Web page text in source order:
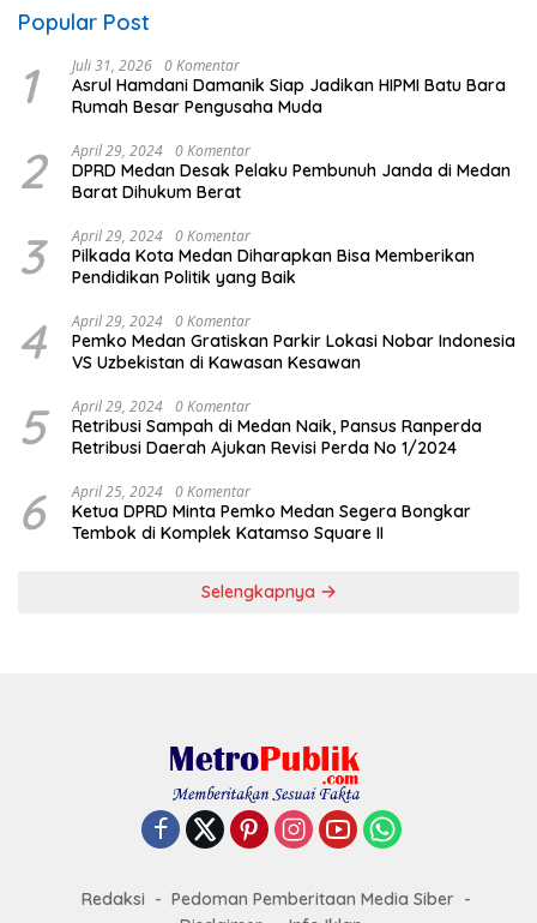
Popular Post
1 Juli 31, 2026 0 Komentar
Asrul Hamdani Damanik Siap Jadikan HIPMI Batu Bara
Rumah Besar Pengusaha Muda
2 April 29, 2024 0 Komentar
DPRD Medan Desak Pelaku Pembunuh Janda di Medan
Barat Dihukum Berat
3 April 29, 2024 0 Komentar
Pilkada Kota Medan Diharapkan Bisa Memberikan
Pendidikan Politik yang Baik
4 April 29, 2024 0 Komentar
Pemko Medan Gratiskan Parkir Lokasi Nobar Indonesia
VS Uzbekistan di Kawasan Kesawan
5 April 29, 2024 0 Komentar
Retribusi Sampah di Medan Naik, Pansus Ranperda
Retribusi Daerah Ajukan Revisi Perda No 1/2024
6 April 25, 2024 0 Komentar
Ketua DPRD Minta Pemko Medan Segera Bongkar
Tembok di Komplek Katamso Square II
Selengkapnya
Redaksi
Pedoman Pemberitaan Media Siber